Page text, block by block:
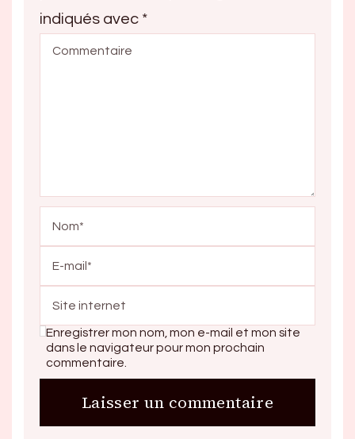
indiqués avec *
Enregistrer mon nom, mon e-mail et mon site
dans le navigateur pour mon prochain
commentaire.